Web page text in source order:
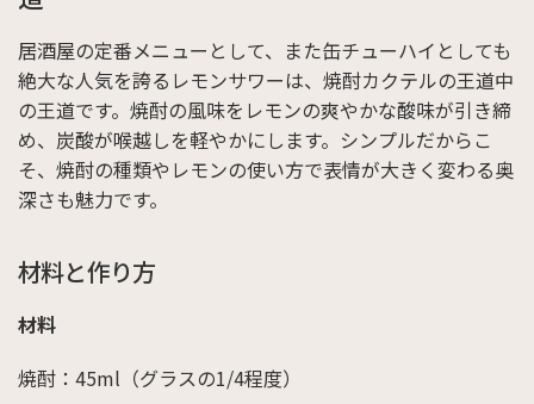
居酒屋の定番メニューとして、また缶チューハイとしても
絶大な人気を誇るレモンサワーは、焼酎カクテルの王道中
の王道です。焼酎の風味をレモンの爽やかな酸味が引き締
め、炭酸が喉越しを軽やかにします。シンプルだからこ
そ、焼酎の種類やレモンの使い方で表情が大きく変わる奥
深さも魅力です。
材料と作り方
材料
焼酎：45ml（グラスの1/4程度）